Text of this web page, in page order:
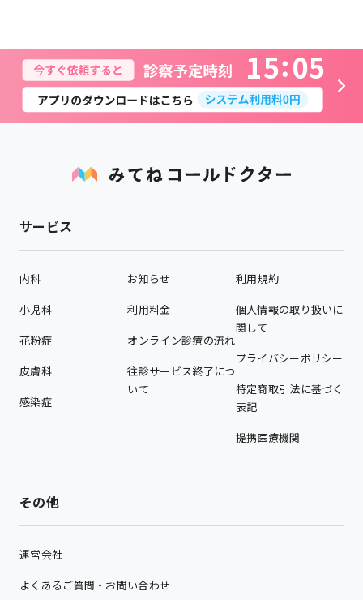
15 05
サービス
内科
小児科
花粉症
皮膚科
感染症
お知らせ
利用料金
オンライン診療の流れ
往診サービス終了につ
いて
利用規約
個人情報の取り扱いに
関して
プライバシーポリシー
特定商取引法に基づく
表記
提携医療機関
その他
運営会社
よくあるご質問・お問い合わせ